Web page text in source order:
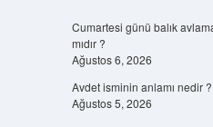
Cumartesi günü balık
mıdır ?
Ağustos 6, 2026
Avdet isminin anlamı nedir ?
Ağustos 5, 2026